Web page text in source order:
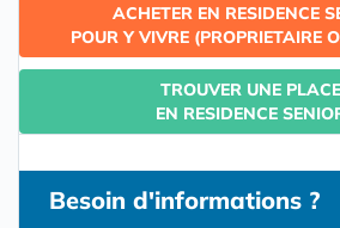
ACHETER EN RESIDENCE
POUR Y VIVRE (PROPRIETAIRE
TROUVER UNE PLACE
EN RESIDENCE
Besoin d'informations ?